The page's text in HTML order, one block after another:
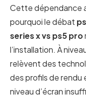
Cette dépendance
pourquoi le débat
series x vs ps5 pro
l’installation. À
relèvent des
des profils de rendu
niveau d’écran